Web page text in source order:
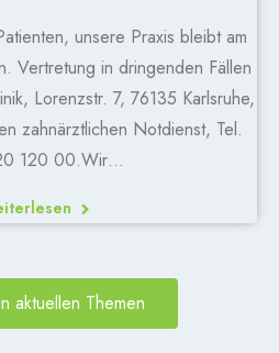
unsere Praxis bleibt am
Vertretung in dringenden Fällen
Lorenzstr. 7, 76135 Karlsruhe,
zahnärztlichen Notdienst, Tel.
120 00.Wir…
aktuellen Themen